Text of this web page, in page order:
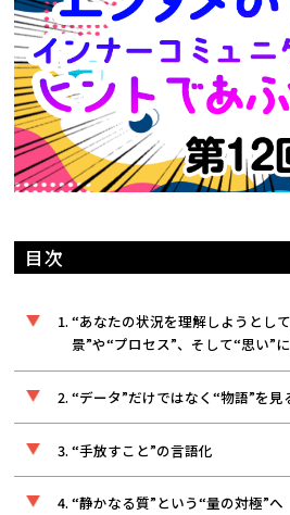
目次
“あなたの状況を理解しようとし
景”や“プロセス”、そして“思い”
“データ”だけではなく“物語”を見
“手放すこと”の言語化
“静かなる質”という“量の対極”へ